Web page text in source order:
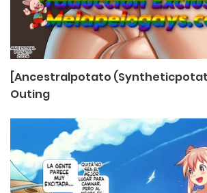
[Ancestralpotato
Outing